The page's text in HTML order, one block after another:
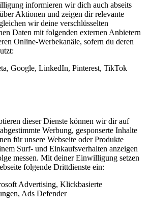
informieren wir dich auch abseits
Aktionen und zeigen dir relevante
wir deine verschlüsselten
Daten mit folgenden externen Anbietern
Online-Werbekanäle, sofern du deren
Google, LinkedIn, Pinterest, TikTok
dieser Dienste können wir dir auf
Werbung, gesponserte Inhalte
für unsere Webseite oder Produkte
Surf- und Einkaufsverhalten anzeigen
messen. Mit deiner Einwilligung setzen
folgende Drittdienste ein:
Advertising, Klickbasierte
Ads Defender